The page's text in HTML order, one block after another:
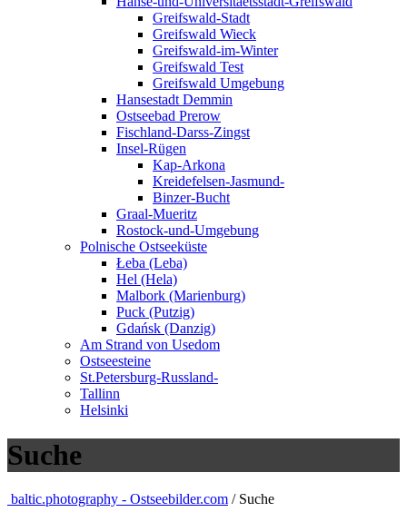
Greifswald-Stadt
Greifswald Wieck
Greifswald-im-Winter
Greifswald Test
Greifswald Umgebung
Hansestadt Demmin
Ostseebad Prerow
Fischland-Darss-Zingst
Insel-Rügen
Kap-Arkona
Kreidefelsen-Jasmund-
Binzer-Bucht
Graal-Mueritz
Rostock-und-Umgebung
Polnische Ostseeküste
Łeba (Leba)
Hel (Hela)
Malbork (Marienburg)
Puck (Putzig)
Gdańsk (Danzig)
Am Strand von Usedom
Ostseesteine
St.Petersburg-Russland-
Tallinn
Helsinki
Suche
baltic.photography - Ostseebilder.com / Suche